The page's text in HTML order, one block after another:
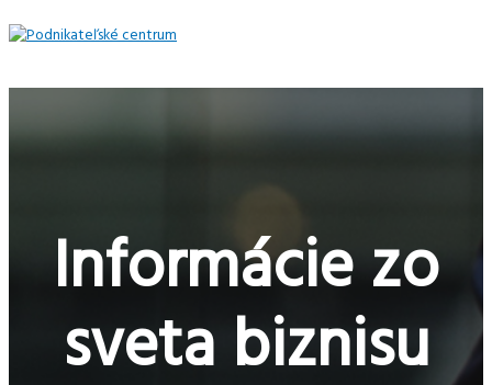
Preskočiť
na
Menu
Informácie zo
sveta biznisu